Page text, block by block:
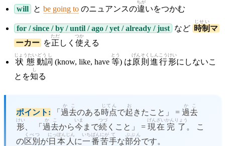
will と be going to のニュアンスの違
ちが
いをつかむ
for / since / by / until / ago / yet / already / just など 時制
じせい
マ
ーカー を正
ただ
しく 使
つか
える
状態
じょうたい
動詞
どうし
(know, like, have 等
とう
) は原則
げんそく
進行
しんこう
形
けい
にしないこ
とを知
し
る
ポイント: 「 過去
かこ
のある時点
じてん
で起
お
きたこと」 = 過去
かこ
形
けい
、 「 過去
かこ
から今
いま
まで続
つづ
くこと」 = 現在
げんざい
完了
かんりょう
。 こ
の区別
くべつ
が日本人
にっぽんじん
に一
いち
番
ばん
苦
にが
手
て
な部分
ぶぶん
です。